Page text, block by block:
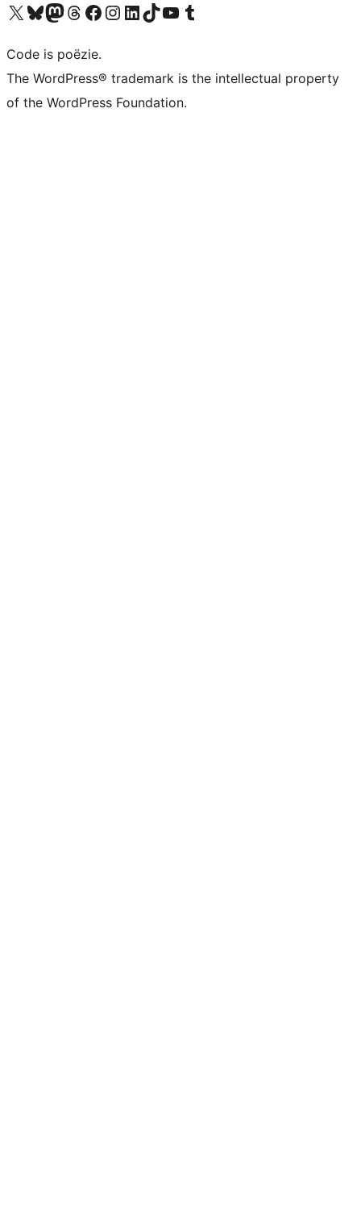
Bezoek ons X (voorheen Twitter) account
Bezoek ons Bluesky account
Bezoek ons Mastodon account
Bezoek ons Threads account
Onze Facebook pagina bezoeken
Bezoek ons Instagram account
Bezoek ons LinkedIn account
Bezoek ons TikTok account
Bezoek ons YouTube kanaalBezoek ons Tumblr account
Code is poëzie.
The WordPress® trademark is the intellectual property
of the WordPress Foundation.